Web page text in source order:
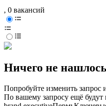
, 0 вакансий
Ничего не нашлось
Попробуйте изменить запрос
По вашему запросу ещё будут